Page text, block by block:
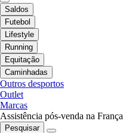
Saldos
Futebol
Lifestyle
Running
Equitação
Caminhadas
Outros desportos
Outlet
Marcas
Assistência pós-venda na França
Pesquisar